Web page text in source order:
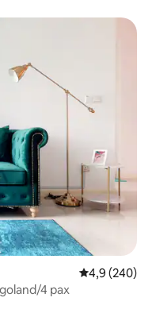
4,9 av 5 i
4,9 (240)
4 pax